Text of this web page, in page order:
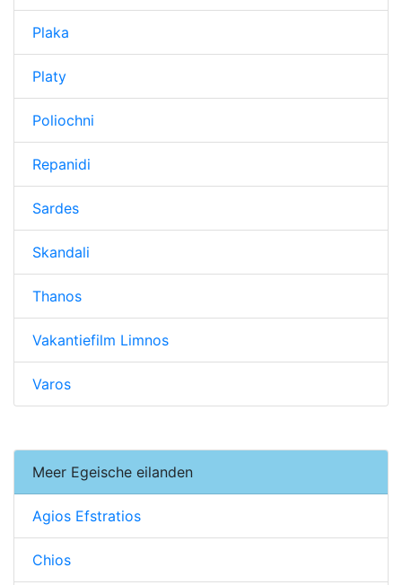
Plaka
Platy
Poliochni
Repanidi
Sardes
Skandali
Thanos
Vakantiefilm Limnos
Varos
Meer Egeische eilanden
Agios Efstratios
Chios